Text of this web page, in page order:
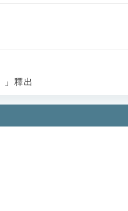
」釋出